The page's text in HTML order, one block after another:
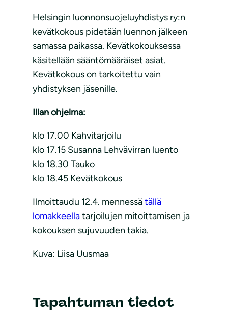
Helsingin luonnonsuojeluyhdistys ry:n
kevätkokous pidetään luennon jälkeen
samassa paikassa. Kevätkokouksessa
käsitellään sääntömääräiset asiat.
Kevätkokous on tarkoitettu vain
yhdistyksen jäsenille.
Illan ohjelma:
klo 17.00 Kahvitarjoilu
klo 17.15 Susanna Lehvävirran luento
klo 18.30 Tauko
klo 18.45 Kevätkokous
Ilmoittaudu 12.4. mennessätällä
lomakkeellatarjoilujen mitoittamisen ja
kokouksen sujuvuuden takia.
Kuva: Liisa Uusmaa
Tapahtuman tiedot